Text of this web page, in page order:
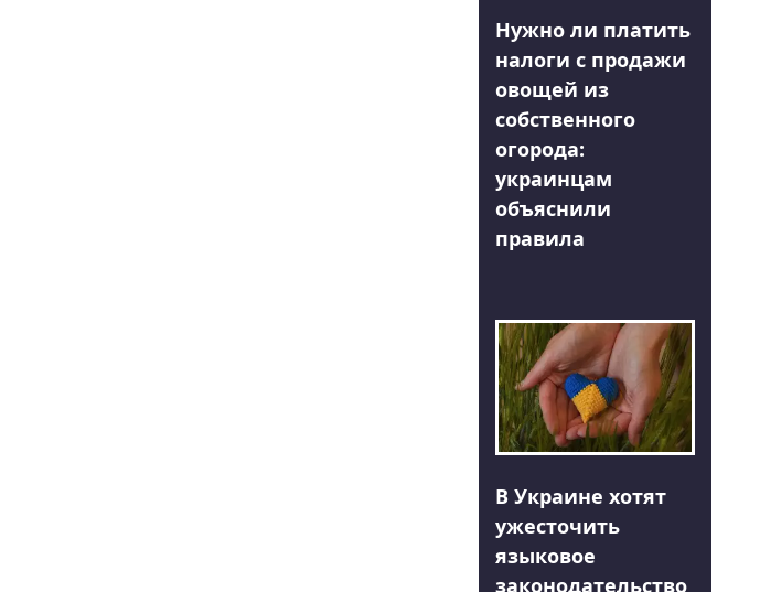
Нужно ли платить
налоги с продажи
овощей из
собственного
огорода:
украинцам
объяснили
правила
В Украине хотят
ужесточить
языковое
законодательство